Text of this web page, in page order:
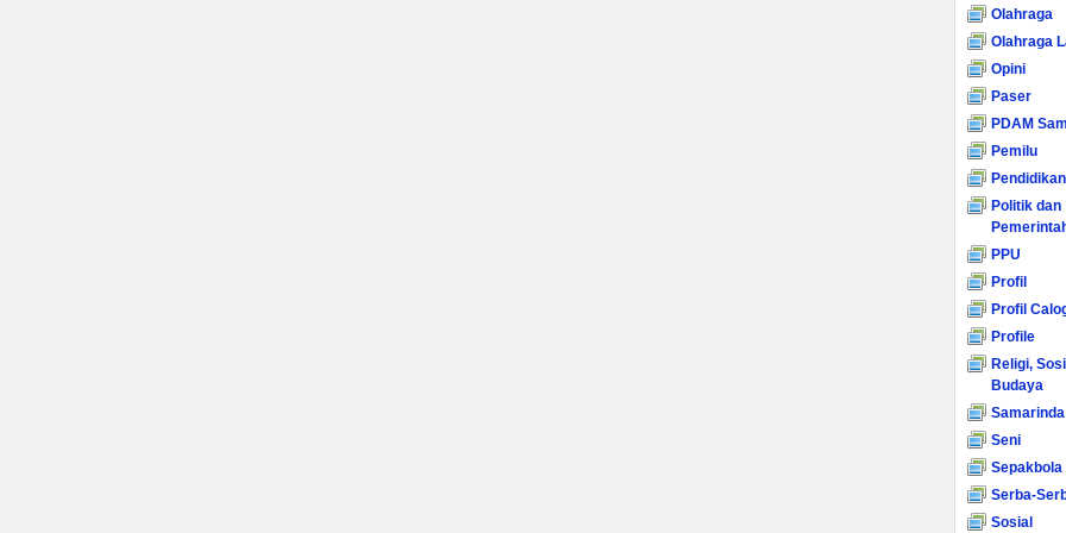
Olahraga
Olahraga
Opini
Paser
PDAM
Pemilu
Pendidikan
Politik dan
PPU
Profil
Profil
Profile
Religi,
Budaya
Samarinda
Seni
Sepakbola
Serba-
Sosial